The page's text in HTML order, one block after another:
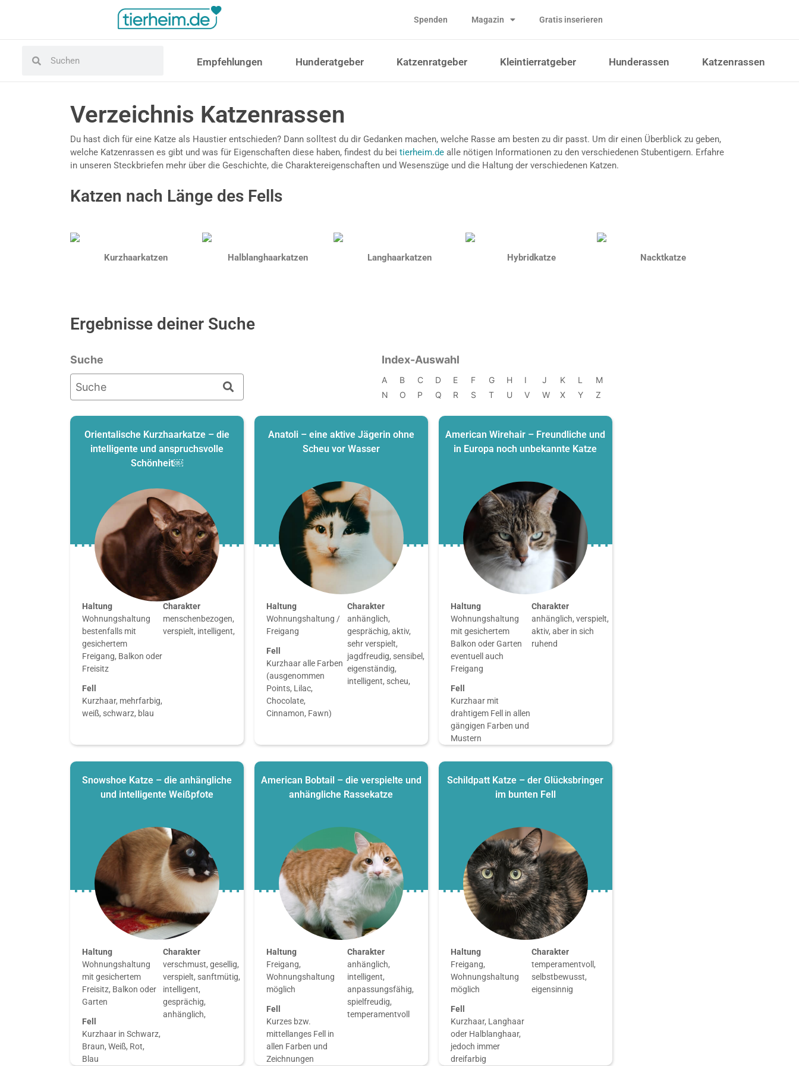
Spenden Magazin Gratis inserieren
Empfehlungen Hunderatgeber Katzenratgeber Kleintierratgeber Hunderassen Katzenrassen
Verzeichnis Katzenrassen
Du hast dich für eine Katze als Haustier entschieden? Dann solltest du dir Gedanken machen, welche Rasse am besten zu dir passt. Um dir einen Überblick zu geben,
welche Katzenrassen es gibt und was für Eigenschaften diese haben, findest du bei tierheim.de alle nötigen Informationen zu den verschiedenen Stubentigern. Erfahre
in unseren Steckbriefen mehr über die Geschichte, die Charaktereigenschaften und Wesenszüge und die Haltung der verschiedenen Katzen.
Katzen nach Länge des Fells
Kurzhaarkatzen Halblanghaarkatzen Langhaarkatzen Hybridkatze Nacktkatze
Ergebnisse deiner Suche
Suche Index-Auswahl
A B C D E F G H I J K L
M
N
O P Q R S T U V W X Y Z
Orientalische Kurzhaarkatze – die
intelligente und anspruchsvolle
Schönheit￼
Haltung
Wohnungshaltung
bestenfalls mit
gesichertem
Freigang, Balkon oder
Freisitz
Fell
Kurzhaar, mehrfarbig,
weiß, schwarz, blau
Charakter
menschenbezogen,
verspielt, intelligent,
Anatoli – eine aktive Jägerin ohne
Scheu vor Wasser
Haltung
Wohnungshaltung /
Freigang
Fell
Kurzhaar alle Farben
(ausgenommen
Points, Lilac,
Chocolate,
Cinnamon, Fawn)
Charakter
anhänglich,
gesprächig, aktiv,
sehr verspielt,
jagdfreudig, sensibel,
eigenständig,
intelligent, scheu,
American Wirehair – Freundliche und
in Europa noch unbekannte Katze
Haltung
Wohnungshaltung
mit gesichertem
Balkon oder Garten
eventuell auch
Freigang
Fell
Kurzhaar mit
drahtigem Fell in allen
gängigen Farben und
Mustern
Charakter
anhänglich, verspielt,
aktiv, aber in sich
ruhend
Snowshoe Katze – die anhängliche
und intelligente Weißpfote
Haltung
Wohnungshaltung
mit gesichertem
Freisitz, Balkon oder
Garten
Fell
Kurzhaar in Schwarz,
Braun, Weiß, Rot,
Blau
Charakter
verschmust, gesellig,
verspielt, sanftmütig,
intelligent,
gesprächig,
anhänglich,
American Bobtail – die verspielte und
anhängliche Rassekatze
Haltung
Freigang,
Wohnungshaltung
möglich
Fell
Kurzes bzw.
mittellanges Fell in
allen Farben und
Zeichnungen
Charakter
anhänglich,
intelligent,
anpassungsfähig,
spielfreudig,
temperamentvoll
Schildpatt Katze – der Glücksbringer
im bunten Fell
Haltung
Freigang,
Wohnungshaltung
möglich
Fell
Kurzhaar, Langhaar
oder Halblanghaar,
jedoch immer
dreifarbig
Charakter
temperamentvoll,
selbstbewusst,
eigensinnig